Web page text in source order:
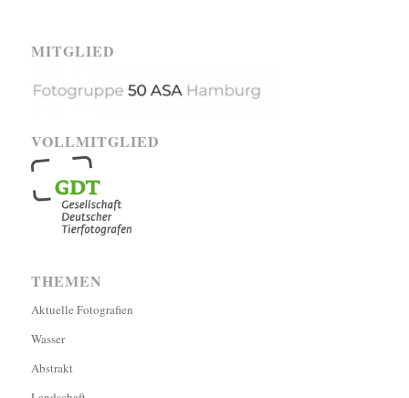
MITGLIED
VOLLMITGLIED
THEMEN
Aktuelle Fotografien
Wasser
Abstrakt